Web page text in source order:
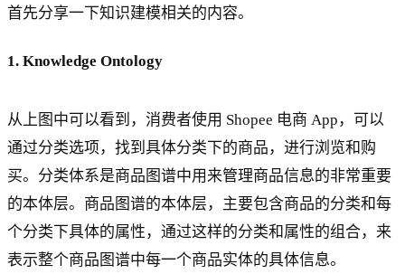
首先分享一下知识建模相关的内容。
1. Knowledge Ontology
从上图中可以看到，消费者使用 Shopee 电商 App，可以
通过分类选项，找到具体分类下的商品，进行浏览和购
买。分类体系是商品图谱中用来管理商品信息的非常重要
的本体层。商品图谱的本体层，主要包含商品的分类和每
个分类下具体的属性，通过这样的分类和属性的组合，来
表示整个商品图谱中每一个商品实体的具体信息。